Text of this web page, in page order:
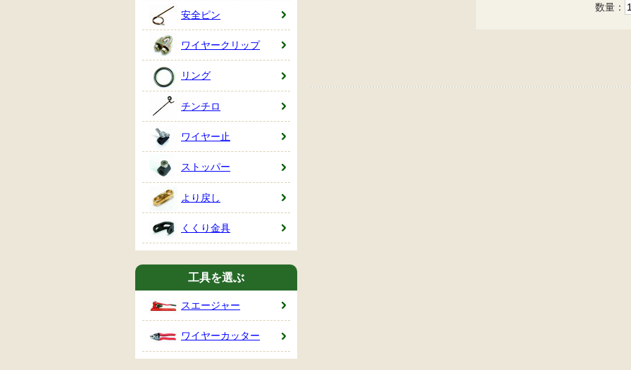
数量：
安全ピン
ワイヤークリップ
リング
チンチロ
ワイヤー止
ストッパー
より戻し
くくり金具
工具を選ぶ
スエージャー
ワイヤーカッター